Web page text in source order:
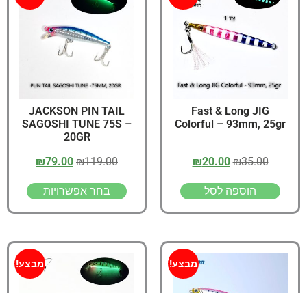
Fast & Long JIG
Colorful – 93mm, 25gr
₪35.00
₪20.00
הוספה לסל
JACKSON PIN TAIL
SAGOSHI TUNE 75S –
20GR
₪119.00
₪79.00
בחר אפשרויות
מבצע! מבצע!